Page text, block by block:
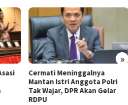
»
Cermati Meninggalnya
Mantan Istri Anggota Polri
Tak Wajar, DPR Akan Gelar
RDPU